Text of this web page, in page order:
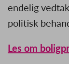
endelig
politisk
Les om